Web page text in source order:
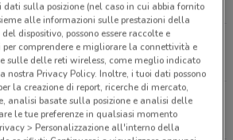
Erbusco
Torino - Trieste Roncadelle
sulla posizione (nel caso in cui abbia fornito
alle informazioni sulle prestazioni della
dispositivo, possono essere raccolte e
per comprendere e migliorare la connettività e
sulle delle reti wireless, come meglio indicato
nostra Privacy Policy. Inoltre, i tuoi dati possono
la creazione di report, ricerche di mercato,
analisi basate sulla posizione e analisi delle
le tue preferenze in qualsiasi momento
> Personalizzazione all'interno della